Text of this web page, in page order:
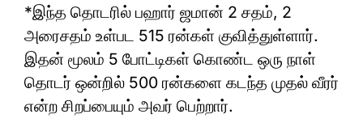
*இந்த தொடரில் பஹார் ஜமான் 2 சதம், 2
அரைசதம் உள்பட 515 ரன்கள் குவித்துள்ளார்.
இதன் மூலம் 5 போட்டிகள் கொண்ட ஒரு நாள்
தொடர் ஒன்றில் 500 ரன்களை கடந்த முதல் வீரர்
என்ற சிறப்பையும் அவர் பெற்றார்.